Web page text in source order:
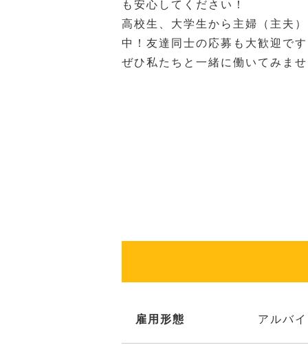
も安心してください！
高校生、大学生から主婦（主夫
中！友達同士の応募も大歓迎で
ぜひ私たちと一緒に働いてみま
雇用形態 アルバ